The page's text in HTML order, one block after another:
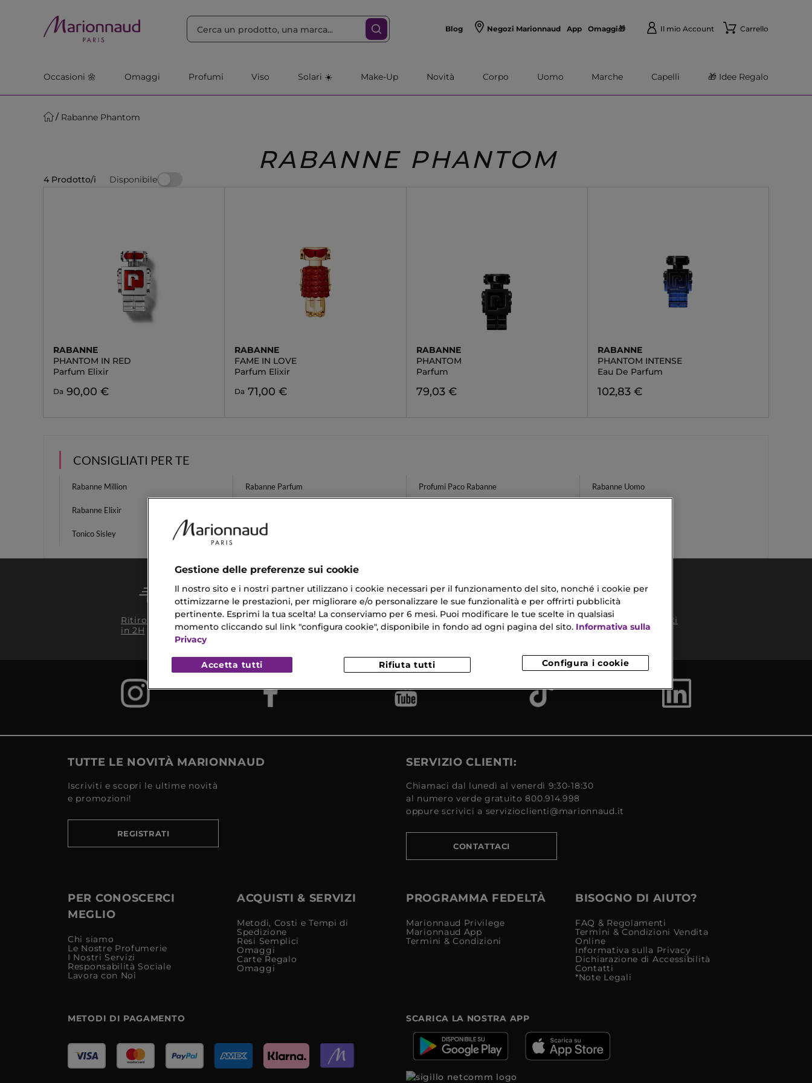
Blog Negozi Marionnaud App Omaggi🎁 Il mio Account Carrello
Occasioni 🌼 Omaggi Profumi Viso Solari ☀️ Make-Up Novità Corpo Uomo Marche Capelli 🎁 Idee Regalo
Rabanne Phantom
RABANNE PHANTOM
4 Prodotto/i Disponibile
RABANNE
PHANTOM IN RED
Parfum Elixir
Da 90,00 €
RABANNE
FAME IN LOVE
Parfum Elixir
Da 71,00 €
RABANNE
PHANTOM
Parfum
79,03 €
RABANNE
PHANTOM INTENSE
Eau De Parfum
102,83 €
CONSIGLIATI PER TE
Rabanne Million Rabanne Parfum Profumi Paco Rabanne Rabanne Uomo
Rabanne Elixir
Tonico Sisley Saponi Solidi
Ritiro in negozio
in 2H
Consegna Gratuita
da 35€​ in 24/48H
Campioni
Omaggio
Reso
Gratuito
Pagamenti
Sicuri
TUTTE LE NOVITÀ MARIONNAUD
Iscriviti e scopri le ultime novità
e promozioni!
REGISTRATI
SERVIZIO CLIENTI:
Chiamaci dal lunedì al venerdì 9:30-18:30
al numero verde gratuito 800.914.998
oppure scrivici a servizioclienti@marionnaud.it
CONTATTACI
PER CONOSCERCI
MEGLIO
Chi siamo
Le Nostre Profumerie
I Nostri Servizi
Responsabilità Sociale
Lavora con Noi
ACQUISTI & SERVIZI
Metodi, Costi e Tempi di
Spedizione
Resi Semplici
Omaggi
Carte Regalo
Omaggi
PROGRAMMA FEDELTÀ
Marionnaud Privilege
Marionnaud App
Termini & Condizioni
BISOGNO DI AIUTO?
FAQ & Regolamenti
Termini & Condizioni Vendita
Online
Informativa sulla Privacy
Dichiarazione di Accessibilità
Contatti
*Note Legali
METODI DI PAGAMENTO SCARICA LA NOSTRA APP
Gestione delle preferenze sui cookie
Il nostro sito e i nostri partner utilizzano i cookie necessari per il funzionamento del sito, nonché i cookie per
ottimizzarne le prestazioni, per migliorare e/o personalizzare le sue funzionalità e per offrirti pubblicità
pertinente. Esprimi la tua scelta! La conserviamo per 6 mesi. Puoi modificare le tue scelte in qualsiasi
momento cliccando sul link "configura cookie", disponibile in fondo ad ogni pagina del sito. Informativa sulla
Privacy
Configura i cookie
Rifiuta tutti
Accetta tutti